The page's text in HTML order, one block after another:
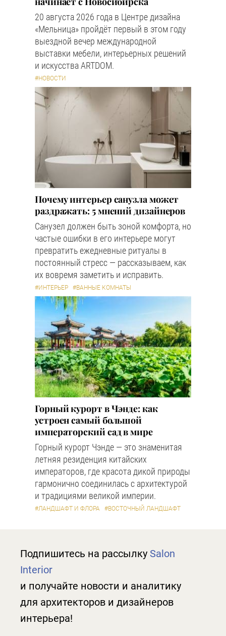
20 августа 2026 года в Центре дизайна
«Мельница» пройдёт первый в этом году
выездной вечер международной
выставки мебели, интерьерных решений
и искусства ARTDOM.
#НОВОСТИ
Почему интерьер санузла может
раздражать: 5 мнений дизайнеров
Санузел должен быть зоной комфорта, но
частые ошибки в его интерьере могут
превратить ежедневные ритуалы в
постоянный стресс — рассказываем, как
их вовремя заметить и исправить.
#ИНТЕРЬЕР #ВАННЫЕ КОМНАТЫ
Горный курорт в Чэнде: как
устроен самый большой
императорский сад в мире
Горный курорт Чэнде — это знаменитая
летняя резиденция китайских
императоров, где красота дикой природы
гармонично соединилась с архитектурой
и традициями великой империи.
#ЛАНДШАФТ И ФЛОРА #ВОСТОЧНЫЙ ЛАНДШАФТ
Подпишитесь на рассылку Salon
Interior
и получайте новости и аналитику
для архитекторов и дизайнеров
интерьера!